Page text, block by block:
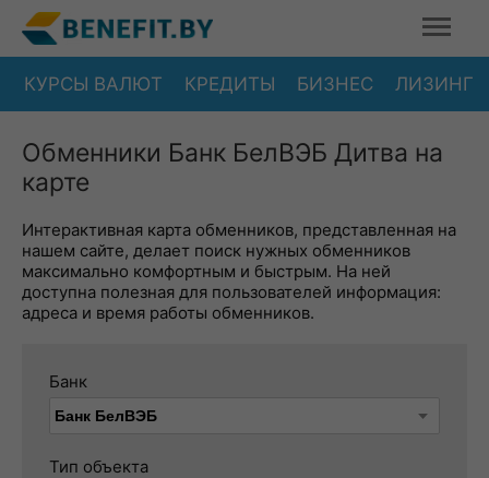
КУРСЫ ВАЛЮТ КРЕДИТЫ БИЗНЕС ЛИЗИНГ
Обменники Банк БелВЭБ Дитва на
карте
Интерактивная карта обменников, представленная на
нашем сайте, делает поиск нужных обменников
максимально комфортным и быстрым. На ней
доступна полезная для пользователей информация:
адреса и время работы обменников.
Банк
Тип объекта